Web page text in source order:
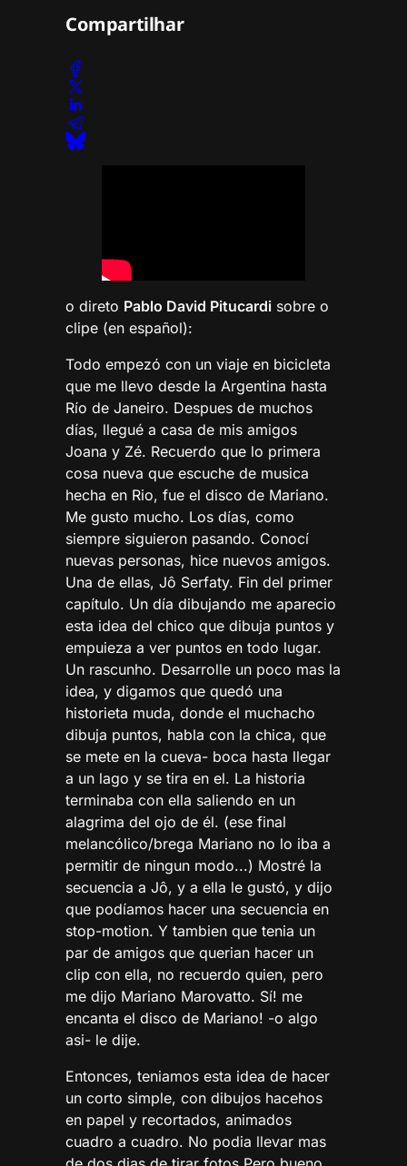
Compartilhar
o direto Pablo David Pitucardi sobre o
clipe (en español):
​Todo empezó con un viaje en bicicleta
que me llevo desde la Argentina hasta
Río de Janeiro. Despues de muchos
días, llegué a casa de mis amigos
Joana y Zé. Recuerdo que lo primera
cosa nueva que escuche de musica
hecha en Rio, fue el disco de Mariano.
Me gusto mucho. Los días, como
siempre siguieron pasando. Conocí
nuevas personas, hice nuevos amigos.
Una de ellas, Jô Serfaty. Fin del primer
capítulo. Un día dibujando me aparecio
esta idea del chico que dibuja puntos y
empuieza a ver puntos en todo lugar.
Un rascunho. Desarrolle un poco mas la
idea, y digamos que quedó una
historieta muda, donde el muchacho
dibuja puntos, habla con la chica, que
se mete en la cueva- boca hasta llegar
a un lago y se tira en el. La historia
terminaba con ella saliendo en un
alagrima del ojo de él. (ese final
melancólico/brega Mariano no lo iba a
permitir de ningun modo...) Mostré la
secuencia a Jô, y a ella le gustó, y dijo
que podíamos hacer una secuencia en
stop-motion. Y tambien que tenia un
par de amigos que querian hacer un
clip con ella, no recuerdo quien, pero
me dijo Mariano Marovatto. Sí! me
encanta el disco de Mariano! -o algo
asi- le dije.
Entonces, teniamos esta idea de hacer
un corto simple, con dibujos hacehos
en papel y recortados, animados
cuadro a cuadro. No podia llevar mas